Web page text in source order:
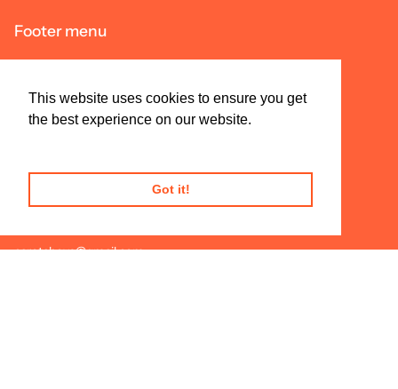
This website uses cookies to ensure you get
the best experience on our website.
Got it!
Footer menu
Search
Privacy Policy
Resi e Rimborsi
carotaboys@gmail.com